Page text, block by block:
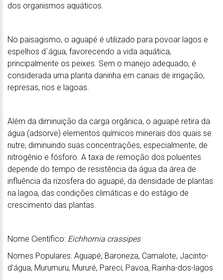
dos organismos aquáticos.
No paisagismo, o aguapé é utilizado para povoar lagos e
espelhos d`água, favorecendo a vida aquática,
principalmente os peixes. Sem o manejo adequado, é
considerada uma planta daninha em canais de irrigação,
represas, rios e lagoas.
Além da diminuição da carga orgânica, o aguapé retira da
água (adsorve) elementos químicos minerais dos quais se
nutre, diminuindo suas concentrações, especialmente, de
nitrogênio e fósforo. A taxa de remoção dos poluentes
depende do tempo de resistência da água da área de
influência da rizosfera do aguapé, da densidade de plantas
na lagoa, das condições climáticas e do estágio de
crescimento das plantas.
Nome Científico: Eichhornia crassipes
Nomes Populares: Aguapé, Baroneza, Camalote, Jacinto-
d'água, Murumuru, Mururé, Pareci, Pavoa, Rainha-dos-lagos